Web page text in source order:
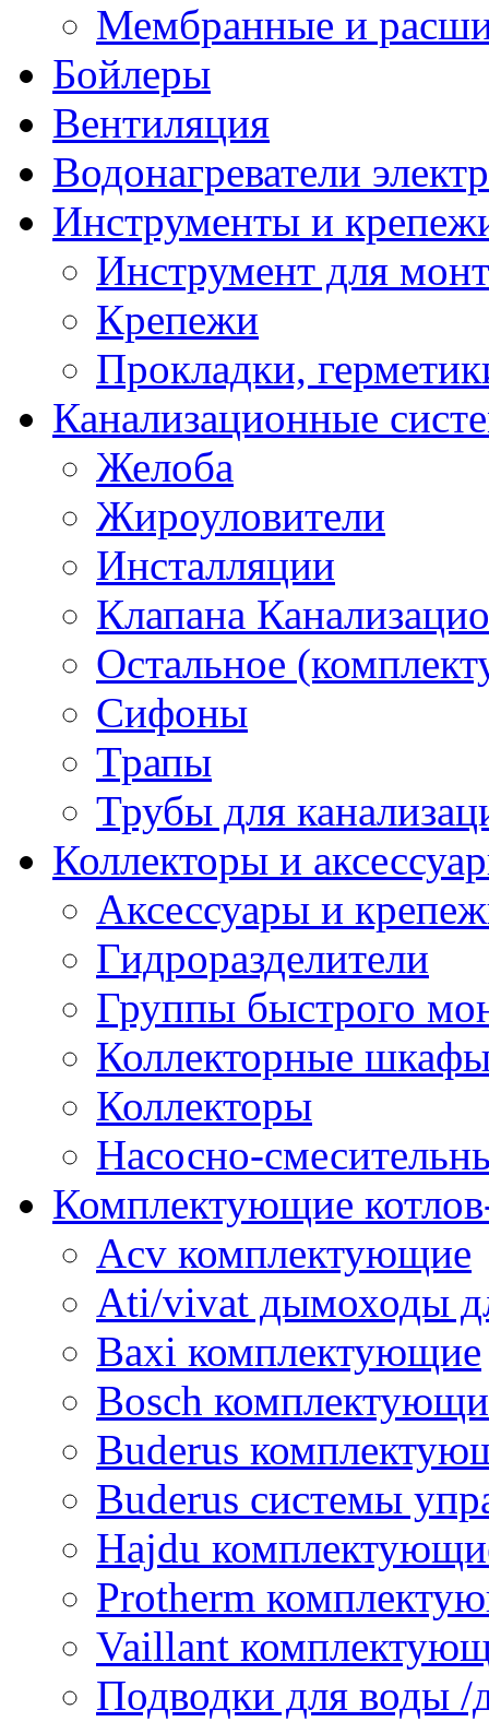
Мембранные и
Бойлеры
Вентиляция
Водонагреватели
Инструменты и
Инструмент для
Крепежи
Прокладки,
Канализационные
Желоба
Жироуловители
Инсталляции
Клапана
Остальное
Сифоны
Трапы
Трубы для
Коллекторы и
Аксессуары и
Гидроразделители
Группы быстрого
Коллекторные
Коллекторы
Насосно-
Комплектующие
Acv комплектующие
Ati/vivat дымоходы
Baxi комплектующие
Bosch
Buderus
Buderus системы
Hajdu
Protherm
Vaillant
Подводки для воды /